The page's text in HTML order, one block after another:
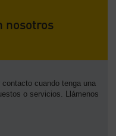
nosotros
cuando tenga una
o servicios. Llámenos